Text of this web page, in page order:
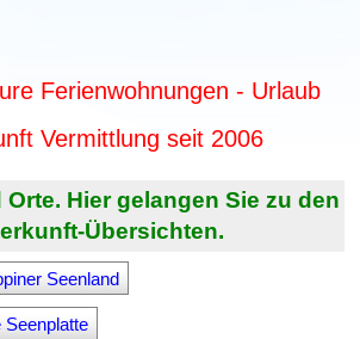
Ferienwohnungen - Urlaub
Vermittlung seit 2006
Hier gelangen Sie zu den
Übersichten.
Seenland